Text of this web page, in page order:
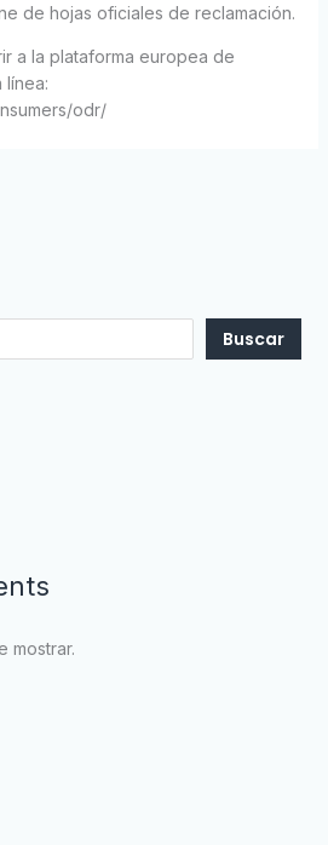
de hojas oficiales de reclamación.
a la plataforma europea de
línea:
odr/
Buscar
mostrar.